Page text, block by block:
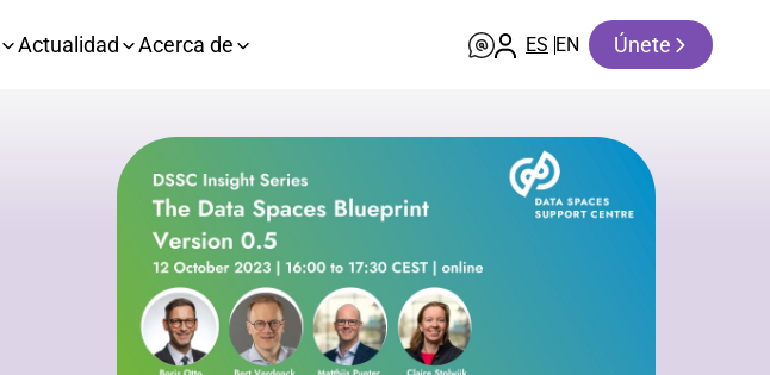
Actualidad Acerca de ES EN Únete